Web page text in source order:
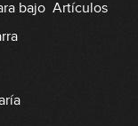
bajo Artículos